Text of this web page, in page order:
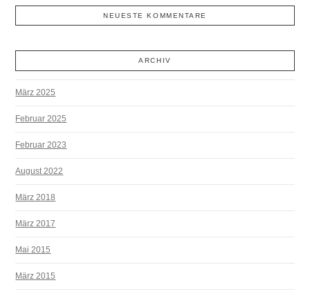
NEUESTE KOMMENTARE
ARCHIV
März 2025
Februar 2025
Februar 2023
August 2022
März 2018
März 2017
Mai 2015
März 2015